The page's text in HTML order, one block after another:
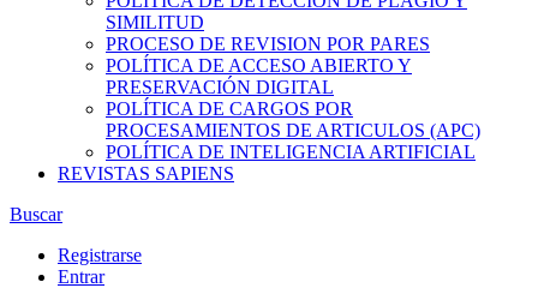
SIMILITUD
PROCESO DE REVISION POR PARES
POLÍTICA DE ACCESO ABIERTO Y
PRESERVACIÓN DIGITAL
POLÍTICA DE CARGOS POR
PROCESAMIENTOS DE ARTICULOS (APC)
POLÍTICA DE INTELIGENCIA ARTIFICIAL
REVISTAS SAPIENS
Buscar
Registrarse
Entrar